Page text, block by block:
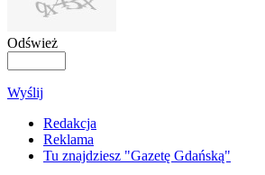
Odśwież
Wyślij
Redakcja
Reklama
Tu znajdziesz "Gazetę Gdańską"